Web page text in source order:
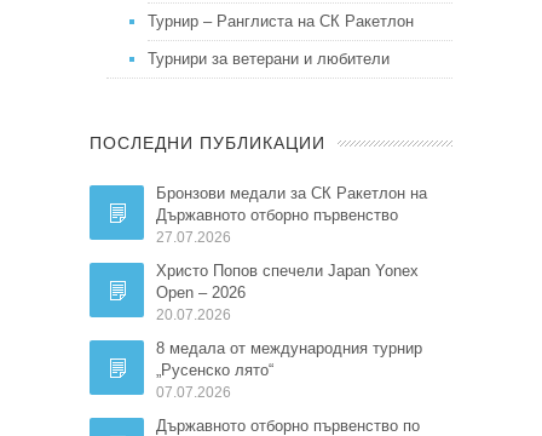
Турнир – Ранглиста на СК Ракетлон
Турнири за ветерани и любители
ПОСЛЕДНИ ПУБЛИКАЦИИ
Бронзови медали за СК Ракетлон на
Държавното отборно първенство
27.07.2026
Христо Попов спечели Japan Yonex
Open – 2026
20.07.2026
8 медала от международния турнир
„Русенско лято“
07.07.2026
Държавното отборно първенство по